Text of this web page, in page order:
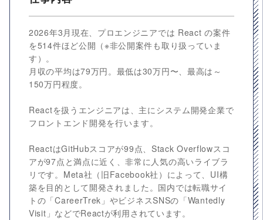
2026年3月現在、プロエンジニアでは React の案件
を514件ほど公開（※非公開案件も取り扱っていま
す）。
月収の平均は79万円。最低は30万円〜、最高は～
150万円程度。
Reactを扱うエンジニアは、主にシステム開発企業で
フロントエンド開発を行います。
ReactはGitHubスコアが99点、Stack Overflowスコ
アが97点と満点に近く、非常に人気の高いライブラ
リです。Meta社（旧Facebook社）によって、UI構
築を目的として開発されました。国内では転職サイ
トの「CareerTrek」やビジネスSNSの「Wantedly
Visit」などでReactが利用されています。